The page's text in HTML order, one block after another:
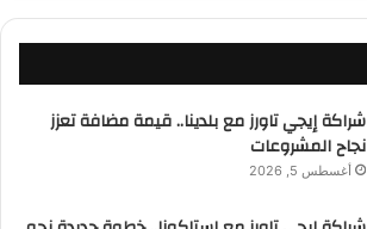
شراكة إيجي تاورز مع بلدينا.. قيمة مضافة تعزز
نجاح المشروعات
أغسطس 5, 2026